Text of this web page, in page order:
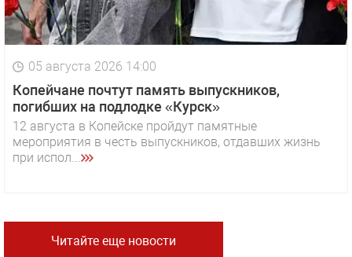
05 августа 2026 14:00
Копейчане почтут память выпускников,
погибших на подлодке «Курск»
12 августа в Копейске пройдут памятные
мероприятия в честь выпускников, отдавших жизнь
при испол...
Читайте еще новости